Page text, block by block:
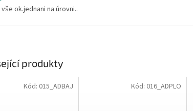
produkty
Kód: 015_ADBAJ Kód: 016_ADPLO
ok.jednani na úrovni..